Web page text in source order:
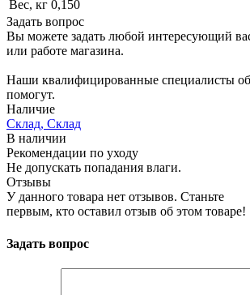
Вес, кг 0,150
Задать вопрос
Вы можете задать любой интересующий
или работе магазина.
Наши квалифицированные специалисты
помогут.
Наличие
Склад, Склад
В наличии
Рекомендации по уходу
Не допускать попадания влаги.
Отзывы
У данного товара нет отзывов. Станьте
первым, кто оставил отзыв об этом товаре!
Задать вопрос